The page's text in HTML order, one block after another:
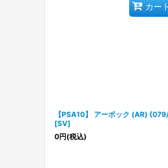
カー
【PSA10】 アーボック (AR)
[SV]
0円(税込)